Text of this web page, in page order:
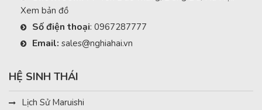
Xem bản đồ
Số điện thoại: 0967287777
Email: sales@nghiahai.vn
HỆ SINH THÁI
Lịch Sử Maruishi